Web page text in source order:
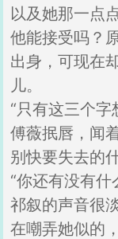
以及她那一点
他能接受吗？
出身，可现在
儿。
“只有这三个字
傅薇抿唇，闻
别快要失去的
“你还有没有什
祁叙的声音很
在嘲弄她似的